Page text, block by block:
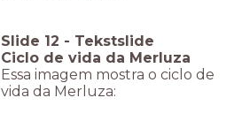
Slide 12 - Tekstslide
Ciclo de vida da Merluza
Essa imagem mostra o ciclo de
vida da Merluza: